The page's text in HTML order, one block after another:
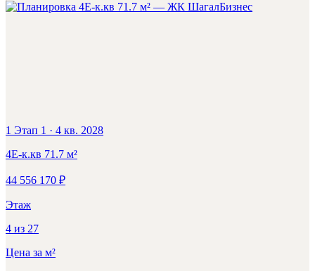
Бизнес
1 Этап 1 · 4 кв. 2028
4Е-к.кв 71.7 м²
44 556 170 ₽
Этаж
4 из 27
Цена за м²